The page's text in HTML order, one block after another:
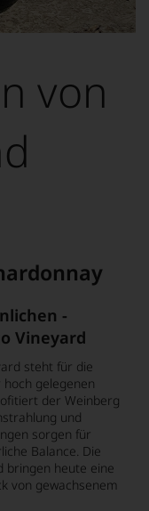
von
-
Vineyard
steht für die
gelegenen
der Weinberg
und
sorgen für
Balance. Die
bringen heute eine
von gewachsenem